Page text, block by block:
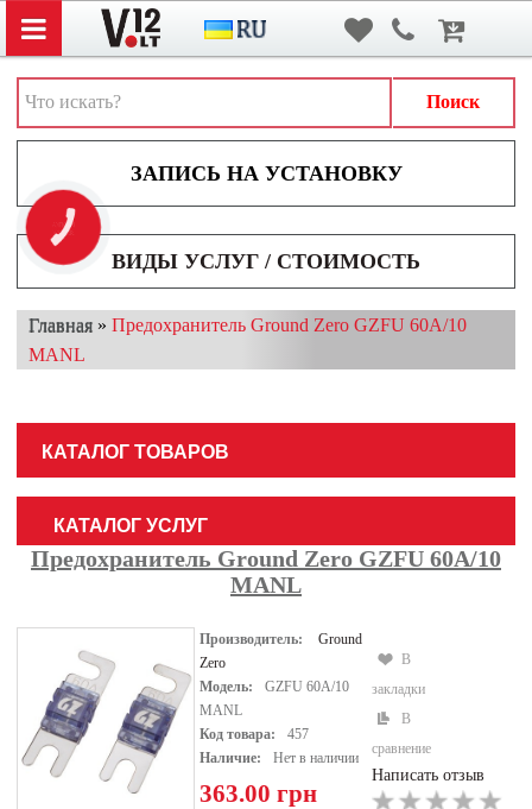
Поиск
ВИДЫ УСЛУГ / СТОИМОСТЬ
Вход/Регистрация
АВТОЗВУК
АКСЕССУАРЫ И ДОПОЛНИТЕЛЬНОЕ ОБОРУДОВАНИЕ
ВИДЕОРЕГИСТРАТОРЫ
НАВИГАТОРЫ
ПАРКОВОЧНЫЕ СИСТЕМЫ
Главная » Предохранитель Ground Zero GZFU 60A/10
MANL
КАТАЛОГ ТОВАРОВ
КАТАЛОГ УСЛУГ
Предохранитель Ground Zero GZFU 60A/10
MANL
Производитель:
Ground
Zero
Модель:
GZFU 60A/10
MANL
Код товара:
457
Наличие:
Нет в наличии
363.00 грн
В
закладки
В
сравнение
Написать отзыв
КНОПКА
ЗВ'ЯЗКУ